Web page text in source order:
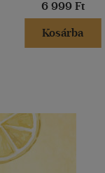
6 999 Ft
Kosárba